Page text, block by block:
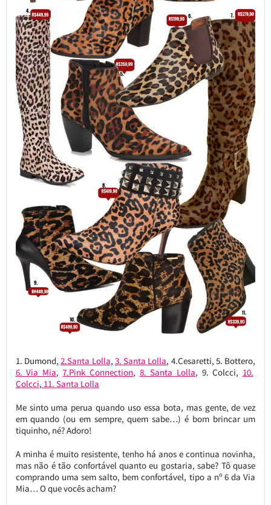
1. Dumond,2.Santa Lolla, 3. Santa Lolla, 4.Cesaretti, 5. Bottero,
6. Via Mia,7.Pink Connection, 8. Santa Lolla, 9. Colcci, 10.
Colcci, 11. Santa Lolla
Me sinto uma perua quando uso essa bota, mas gente, de vez
em quando (ou em sempre, quem sabe…) é bom brincar um
tiquinho, né? Adoro!
A minha é muito resistente, tenho há anos e continua novinha,
mas não é tão confortável quanto eu gostaria, sabe? Tô quase
comprando uma sem salto, bem confortável, tipo a nº 6 da Via
Mia… O que vocês acham?